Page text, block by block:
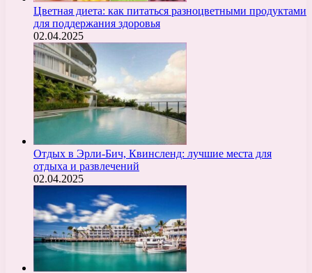
Цветная диета: как питаться разноцветными продуктами
для поддержания здоровья
02.04.2025
Отдых в Эрли-Бич, Квинсленд: лучшие места для
отдыха и развлечений
02.04.2025